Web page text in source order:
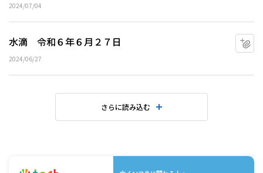
2024/07/04
水滴 令和６年６月２７日
2024/06/27
さらに読み込む